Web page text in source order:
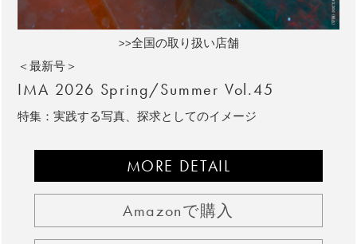
>>全国の取り扱い店舗
＜最新号＞
IMA 2026 Spring/Summer Vol.45
特集：実践する写真、探求としてのイメージ
MORE DETAIL
Amazonで購入